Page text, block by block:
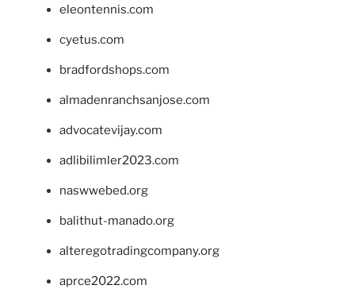
eleontennis.com
cyetus.com
bradfordshops.com
almadenranchsanjose.com
advocatevijay.com
adlibilimler2023.com
naswwebed.org
balithut-manado.org
alteregotradingcompany.org
aprce2022.com